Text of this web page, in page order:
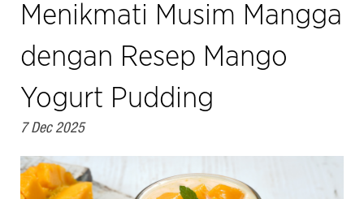
Menikmati Musim Mangga
dengan Resep Mango
Yogurt Pudding
7 Dec 2025